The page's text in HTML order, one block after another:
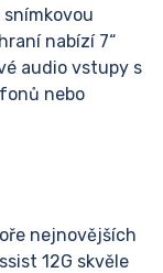
snímkovou
nabízí 7“
audio vstupy s
nebo
nejnovějších
12G skvěle